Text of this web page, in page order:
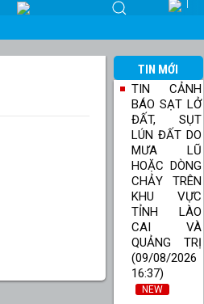
TIN MỚI
TIN CẢNH
BÁO SẠT LỞ
ĐẤT, SỤT
LÚN ĐẤT DO
MƯA LŨ
HOẶC DÒNG
CHẢY TRÊN
KHU VỰC
TỈNH LÀO
CAI VÀ
QUẢNG TRỊ
(09/08/2026
16:37)
NEW